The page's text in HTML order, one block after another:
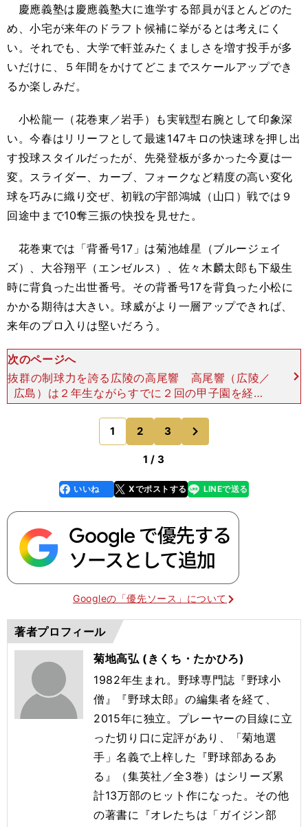
慶應義塾は慶應義塾大に進学する部員がほとんどのた
め、小宅が来年のドラフト候補に挙がるとは考えにく
い。それでも、大学で軒並みたくましさを増す投手が多
いだけに、５年間をかけてどこまでスケールアップでき
るか楽しみだ。
小松龍一（花巻東／岩手）も実戦型右腕として印象深
い。今春はリリーフとして最速147キロの快速球を押し出
す投球スタイルだったが、先発登板が多かった今夏は一
変。スライダー、カーブ、フォークなど精度の高い変化
球を巧みに織り交ぜ、初戦の宇部鴻城（山口）戦では９
回途中まで10奪三振の快投を見せた。
花巻東では「背番号17」は菊池雄星（ブルージェイ
ズ）、大谷翔平（エンゼルス）、佐々木麟太郎も下級生
時に背負った出世番号。その背番号17を背負った小松に
かかる期待は大きい。球威がより一層アップできれば、
来年のプロ入りは堅いだろう。
次のページへ
抜群の制球力を誇る広陵の高尾響 高尾響（広陵／
広島）は２年生ながらすでに２回の甲子園を経験
し、名門のエースにふさわしい貫禄を携えている。
身長172センチ、体重73キロと上背こそないもの
の、最速147キ
1 2 3
1 / 3
faceboo
k
いいね Xでポストする
line LINEで送る
Googleの「優先ソース」について
著者プロフィール
菊地高弘 (きくち・たかひろ)
1982年生まれ。野球専門誌『野球小
僧』『野球太郎』の編集者を経て、
2015年に独立。プレーヤーの目線に立
った切り口に定評があり、「菊地選
手」名義で上梓した『野球部あるあ
る』（集英社／全3巻）はシリーズ累
計13万部のヒット作になった。その他
の著書に『オレたちは「ガイジン部